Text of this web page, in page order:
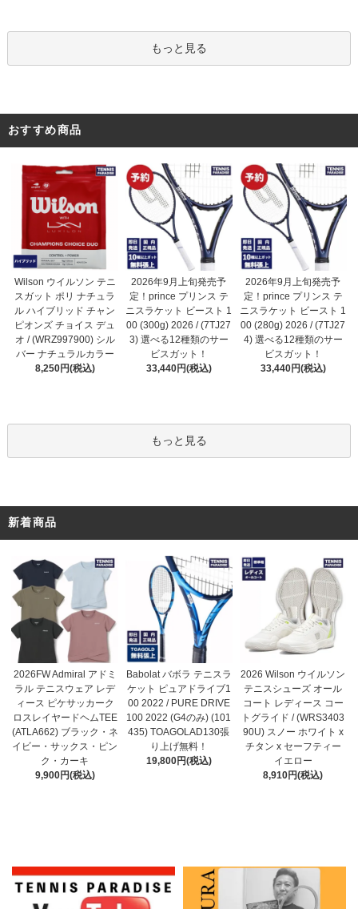
もっと見る
おすすめ商品
Wilson ウイルソン テニ
スガット ポリ ナチュラ
ル ハイブリッド チャン
ピオンズ チョイス デュ
オ / (WRZ997900) シル
バー ナチュラルカラー
8,250円(税込)
2026年9月上旬発売予
定！prince プリンス テ
ニスラケット ビースト 1
00 (300g) 2026 / (7TJ27
3) 選べる12種類のサー
ビスガット！
33,440円(税込)
2026年9月上旬発売予
定！prince プリンス テ
ニスラケット ビースト 1
00 (280g) 2026 / (7TJ27
4) 選べる12種類のサー
ビスガット！
33,440円(税込)
もっと見る
新着商品
2026FW Admiral アドミ
ラル テニスウェア レデ
ィース ピケサッカーク
ロスレイヤードヘムTEE
(ATLA662) ブラック・ネ
イビー・サックス・ピン
ク・カーキ
9,900円(税込)
Babolat バボラ テニスラ
ケット ピュアドライブ1
00 2022 / PURE DRIVE
100 2022 (G4のみ) (101
435) TOAGOLAD130張
り上げ無料！
19,800円(税込)
2026 Wilson ウイルソン
テニスシューズ オール
コート レディース コー
トグライド / (WRS3403
90U) スノー ホワイト x
チタン x セーフティー
イエロー
8,910円(税込)